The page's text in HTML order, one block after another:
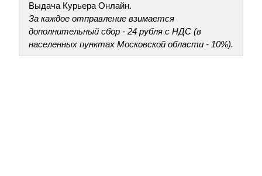
Выдача Курьера Онлайн.
За каждое отправление взимается
дополнительный сбор - 24 рубля с НДС (в
населенных пунктах Московской области - 10%).